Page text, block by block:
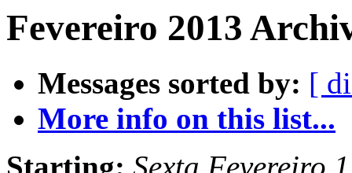
Fevereiro 2013
Messages sorted by: [
More info on this list...